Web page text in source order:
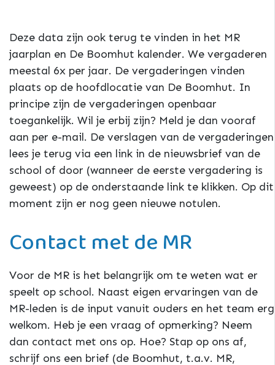
Deze data zijn ook terug te vinden in het MR
jaarplan en De Boomhut kalender. We vergaderen
meestal 6x per jaar. De vergaderingen vinden
plaats op de hoofdlocatie van De Boomhut. In
principe zijn de vergaderingen openbaar
toegankelijk. Wil je erbij zijn? Meld je dan vooraf
aan per e-mail. De verslagen van de vergaderingen
lees je terug via een link in de nieuwsbrief van de
school of door (wanneer de eerste vergadering is
geweest) op de onderstaande link te klikken. Op dit
moment zijn er nog geen nieuwe notulen.
Contact met de MR
Voor de MR is het belangrijk om te weten wat er
speelt op school. Naast eigen ervaringen van de
MR-leden is de input vanuit ouders en het team erg
welkom. Heb je een vraag of opmerking? Neem
dan contact met ons op. Hoe? Stap op ons af,
schrijf ons een brief (de Boomhut, t.a.v. MR,